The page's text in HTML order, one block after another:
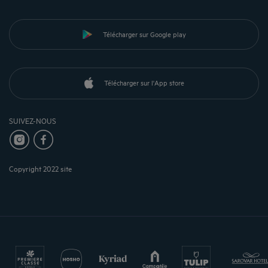
Télécharger sur Google play
Télécharger sur l'App store
SUIVEZ-NOUS
Copyright 2022 site